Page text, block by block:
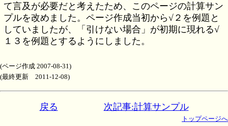
て言及が必要だと考えたため、このページの計算サン
プルを改めました。ページ作成当初から√２を例題と
していましたが、「引けない場合」が初期に現れる√
１３を例題とするようにしました。
(ページ作成 2007-08-31)
(最終更新 2011-12-08)
戻る 次記事:計算サンプル
トップページへ